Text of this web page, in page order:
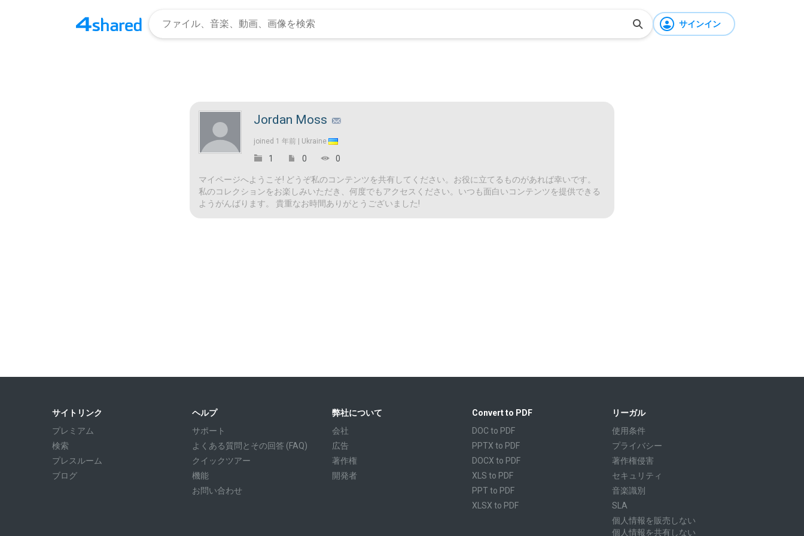
サインイン
Jordan Moss
joined 1 年前 | Ukraine
1 0 0
マイページへようこそ! どうぞ私のコンテンツを共有してください。お役に立てるものがあれば幸いです。
私のコレクションをお楽しみいただき、何度でもアクセスください。いつも面白いコンテンツを提供できる
ようがんばります。 貴重なお時間ありがとうございました!
サイトリンク
プレミアム
検索
プレスルーム
ブログ
ヘルプ
サポート
よくある質問とその回答 (FAQ)
クイックツアー
機能
お問い合わせ
弊社について
会社
広告
著作権
開発者
Convert to PDF
DOC to PDF
PPTX to PDF
DOCX to PDF
XLS to PDF
PPT to PDF
XLSX to PDF
リーガル
使用条件
プライバシー
著作権侵害
セキュリティ
音楽識別
SLA
個人情報を販売しない
個人情報を共有しない